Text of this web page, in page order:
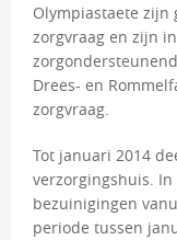
Olympiastaete zijn
zorgvraag en zijn
Drees- en
zorgvraag.
Tot januari 2014
verzorgingshuis.
bezuinigingen
periode tussen